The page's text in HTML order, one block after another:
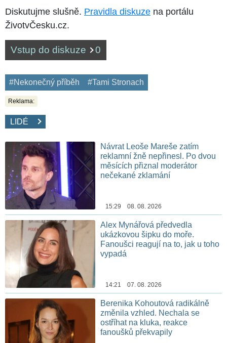
Diskutujme slušně. Pravidla diskuze na portálu
ŽivotvČesku.cz.
Vstup do diskuze 0
#Nekonečný příběh #Tami Stronach
Reklama:
LIDÉ
Návrat Leoše Mareše zatím
reklamní žně nepřinesl. Po dvou
měsících přiznal moderátor
nečekané zklamání
15:29 08. 08. 2026
Alex Mynářová předvedla
ukázkovou šipku do moře.
Fanoušci reagují na to, jak u toho
vypadá
14:21 07. 08. 2026
Berenika Kohoutová radikálně
změnila vzhled. Nechala se
ostříhat na kluka, reakce
fanoušků překvapily